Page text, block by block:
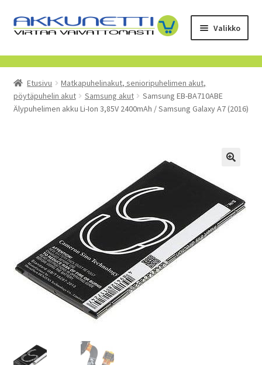
Siirry
navigointiin
Siirry
sisältöön
Valikko
Kauppa
Tietoa meistä
Etusivu
Matkapuhelinakut, senioripuhelimen akut,
pöytäpuhelin akut
Samsung akut
Samsung EB-BA710ABE
Älypuhelimen akku Li-Ion 3,85V 2400mAh / Samsung Galaxy A7 (2016)